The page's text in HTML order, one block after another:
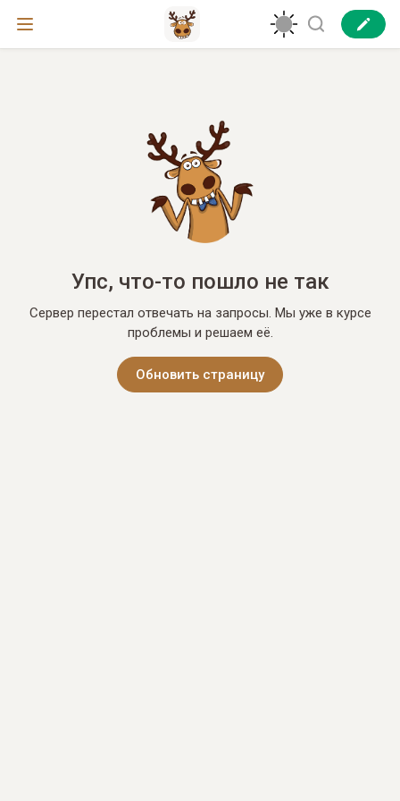
Упс, что-то пошло не так
Сервер перестал отвечать на запросы. Мы уже в курсе
проблемы и решаем её.
Обновить страницу